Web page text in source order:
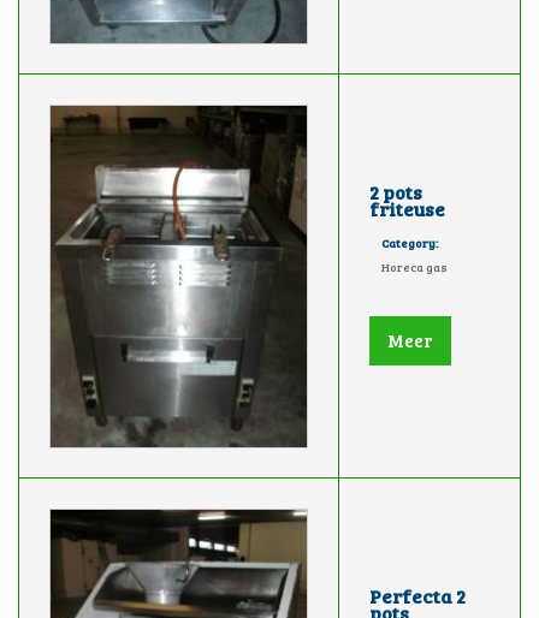
2 pots
friteuse
Category:
Horeca gas
Meer
Perfecta 2